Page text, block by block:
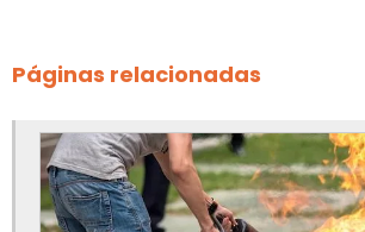
Apreciação de risco de máquinas
Apreciação de risco de máquinas e
Apreciação de risco de máquinas e
Páginas relacionadas